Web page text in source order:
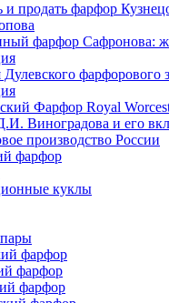
и продать фарфор
фарфор Сафронова:
фарфорового
Фарфор Royal
Виноградова и его
производство России
фарфор
куклы
фарфор
фарфор
фарфор